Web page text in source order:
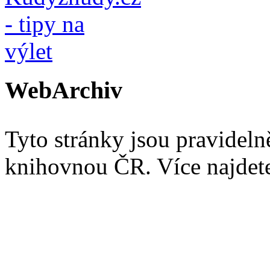
WebArchiv
Tyto stránky jsou
knihovnou ČR. Více